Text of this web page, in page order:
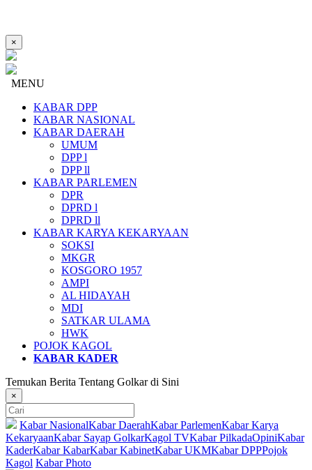
×
MENU
KABAR DPP
KABAR NASIONAL
KABAR DAERAH
UMUM
DPP l
DPP ll
KABAR PARLEMEN
DPR
DPRD l
DPRD ll
KABAR KARYA KEKARYAAN
SOKSI
MKGR
KOSGORO 1957
AMPI
AL HIDAYAH
MDI
SATKAR ULAMA
HWK
POJOK KAGOL
KABAR KADER
Temukan Berita Tentang Golkar di Sini
×
Kabar NasionalKabar DaerahKabar ParlemenKabar Karya
KekaryaanKabar Sayap GolkarKagol TVKabar PilkadaOpiniKabar
KaderKabar KabarKabar KabinetKabar UKMKabar DPPPojok
Kagol Kabar Photo